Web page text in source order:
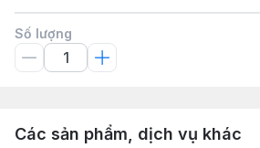
Số lượng
Các sản phẩm, dịch vụ khác